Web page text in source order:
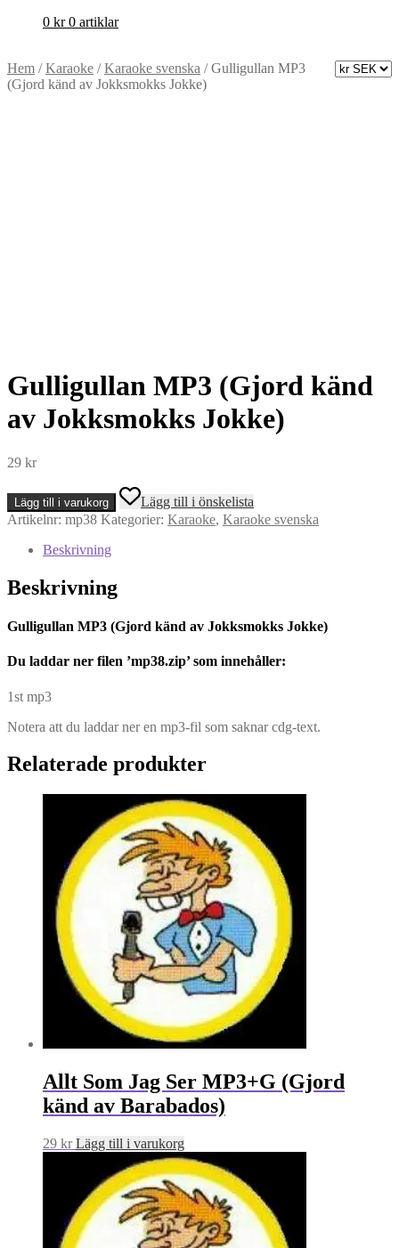
0 kr 0 artiklar
Hem /Karaoke /Karaoke svenska /Gulligullan MP3
(Gjord känd av Jokksmokks Jokke)
Gulligullan MP3 (Gjord känd
av Jokksmokks Jokke)
29 kr
Gulligullan
MP3
(Gjord
Jokke)
Lägg till i varukorg
Lägg till i önskelista
Artikelnr: mp38 Kategorier: Karaoke, Karaoke svenska
Beskrivning
Beskrivning
Gulligullan MP3 (Gjord känd av Jokksmokks Jokke)
Du laddar ner filen ’mp38.zip’ som innehåller:
1st mp3
Notera att du laddar ner en mp3-fil som saknar cdg-text.
Relaterade produkter
Allt Som Jag Ser MP3+G (Gjord
känd av Barabados)
29 kr Lägg till i varukorg